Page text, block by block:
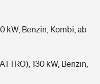
kW, Benzin, Kombi, ab
130 kW, Benzin,